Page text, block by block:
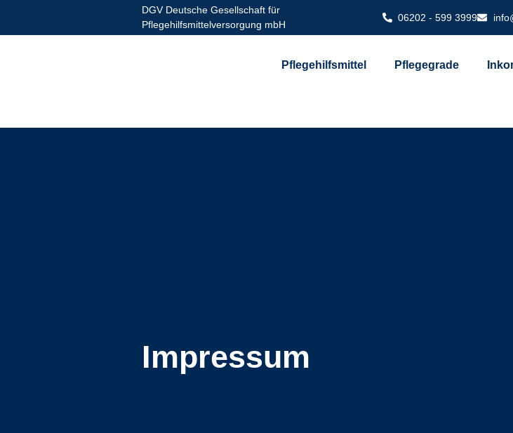
DGV Deutsche Gesellschaft für
Pflegehilfsmittelversorgung mbH
06202 - 599 3999
Pflegehilfsmittel Pflegegrade
Impressum